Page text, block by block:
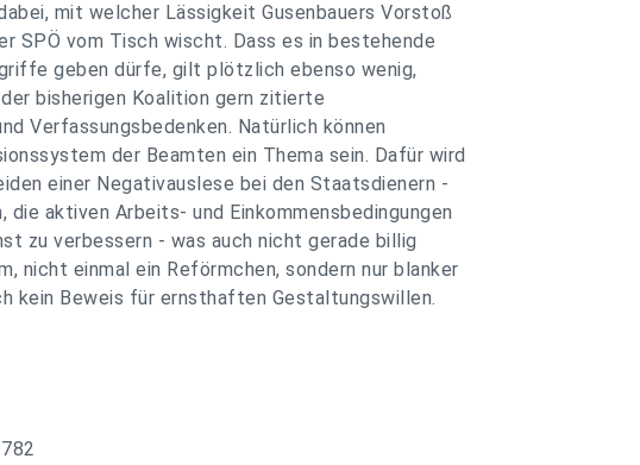
mit welcher Lässigkeit Gusenbauers Vorstoß
SPÖ vom Tisch wischt. Dass es in bestehende
geben dürfe, gilt plötzlich ebenso wenig,
bisherigen Koalition gern zitierte
Verfassungsbedenken. Natürlich können
der Beamten ein Thema sein. Dafür wird
einer Negativauslese bei den Staatsdienern -
die aktiven Arbeits- und Einkommensbedingungen
zu verbessern - was auch nicht gerade billig
nicht einmal ein Reförmchen, sondern nur blanker
kein Beweis für ernsthaften Gestaltungswillen.